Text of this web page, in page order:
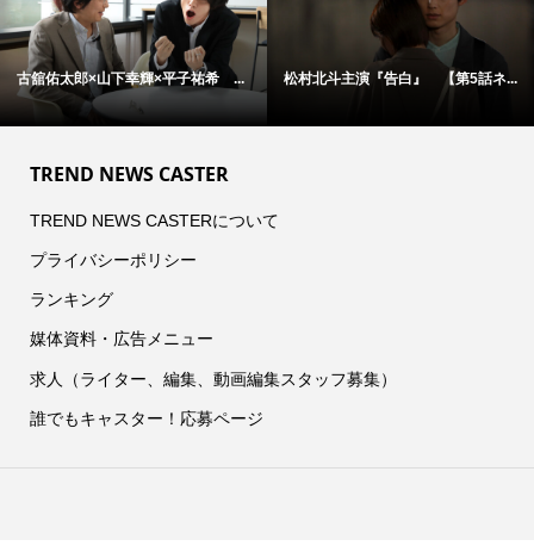
古舘佑太郎×山下幸輝×平子祐希 ... 松村北斗主演『告白』 【第5話ネ...
TREND NEWS CASTER
TREND NEWS CASTERについて
プライバシーポリシー
ランキング
媒体資料・広告メニュー
求人（ライター、編集、動画編集スタッフ募集）
誰でもキャスター！応募ページ